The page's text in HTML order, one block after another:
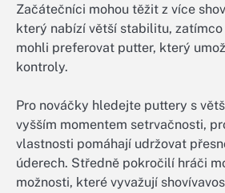
Začátečníci mohou těžit z více
který nabízí větší stabilitu,
mohli preferovat putter, který
kontroly.
Pro nováčky hledejte puttery s
vyšším momentem setrvačnosti,
vlastnosti pomáhají udržovat
úderech. Středně pokročilí hráči
možnosti, které vyvažují